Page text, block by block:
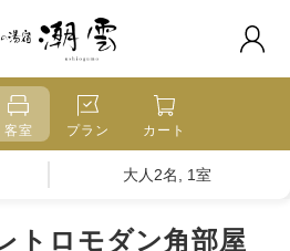
客室 プラン カート
大人2名, 1室
トロモダン角部屋